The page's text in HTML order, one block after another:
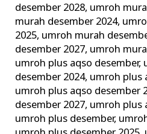
desember 2028, umroh
murah desember 2024,
2025, umroh murah
desember 2027, umroh
umroh plus aqso desember,
desember 2024, umroh plus
umroh plus aqso desember
desember 2027, umroh plus
umroh plus desember,